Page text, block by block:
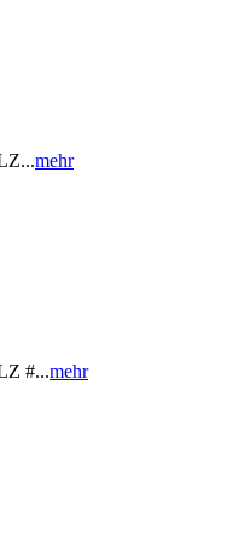
mehr
#...mehr